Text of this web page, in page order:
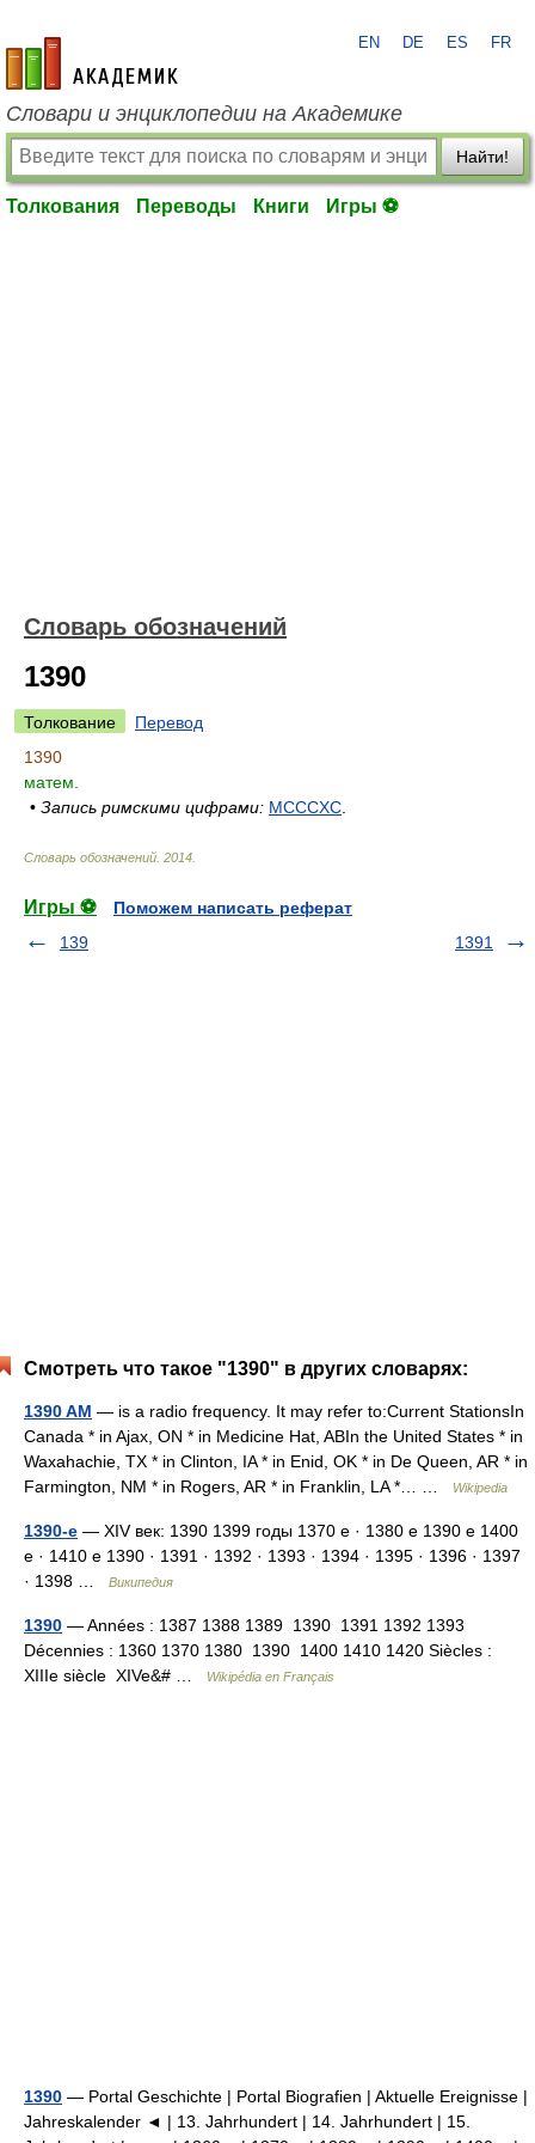
academic.ru
EN DE ES FR
Словари и энциклопедии на Академике
Найти!
Толкования Переводы Книги Игры ⚽
Словарь обозначений
1390
Толкование
Перевод
1390
матем.
• Запись римскими цифрами: MCCCXC
Словарь обозначений 2014
Игры ⚽
Поможем написать реферат
139
1391
Смотреть что такое "1390" в других словарях:
1390 AM — is a radio frequency. It may refer to:Current StationsIn
Canada * in Ajax, ON * in Medicine Hat, ABIn the United States * in
Waxahachie, TX * in Clinton, IA * in Enid, OK * in De Queen, AR * in
Farmington, NM * in Rogers, AR * in Franklin, LA *… …
Wikipedia
1390-е — XIV век: 1390 1399 годы 1370 е · 1380 е 1390 е 1400
е · 1410 е 1390 · 1391 · 1392 · 1393 · 1394 · 1395 · 1396 · 1397
· 1398 …
Википедия
1390 — Années : 1387 1388 1389 1390 1391 1392 1393
Décennies : 1360 1370 1380 1390 1400 1410 1420 Siècles :
XIIIe siècle XIVe&# …
Wikipédia en Français
1390 — Portal Geschichte | Portal Biografien | Aktuelle Ereignisse |
Jahreskalender ◄ | 13. Jahrhundert | 14. Jahrhundert | 15.